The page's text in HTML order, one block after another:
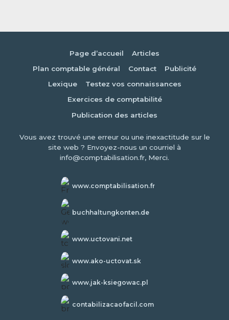
Page d’accueil
Articles
Plan comptable général
Contact
Publicité
Lexique
Testez vos connaissances
Exercices de comptabilité
Publication des articles
Vous avez trouvé une erreur ou une inexactitude sur le
site web ? Envoyez-nous un courriel à
info@comptabilisation.fr, Merci.
www.comptabilisation.fr
buchhaltungkonten.de
www.uctovani.net
www.ako-uctovat.sk
www.jak-ksiegowac.pl
contabilizacaofacil.com